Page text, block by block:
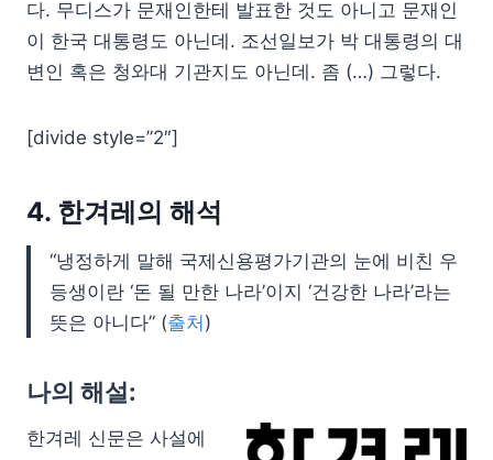
다. 무디스가 문재인한테 발표한 것도 아니고 문재인
이 한국 대통령도 아닌데. 조선일보가 박 대통령의 대
변인 혹은 청와대 기관지도 아닌데. 좀 (…) 그렇다.
[divide style=”2″]
4. 한겨레의 해석
“냉정하게 말해 국제신용평가기관의 눈에 비친 우
등생이란 ‘돈 될 만한 나라’이지 ‘건강한 나라’라는
뜻은 아니다” (출처 )
나의 해설:
한겨레 신문은 사설에